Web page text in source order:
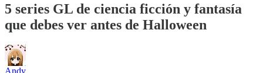
5 series GL de ciencia ficción y fantasía
que debes ver antes de Halloween
Andy